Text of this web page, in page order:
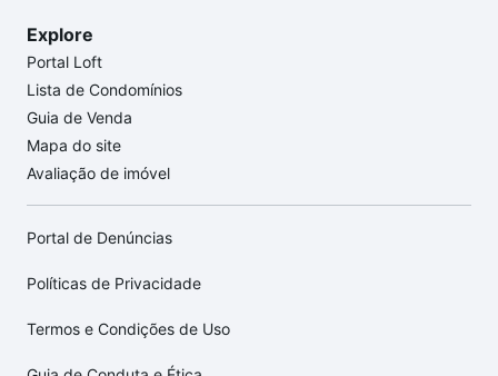
Explore
Portal Loft
Lista de Condomínios
Guia de Venda
Mapa do site
Avaliação de imóvel
Portal de Denúncias
Políticas de Privacidade
Termos e Condições de Uso